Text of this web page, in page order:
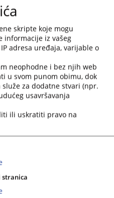
vijesti
skripte koje mogu
informacije iz vašeg
adresa uređaja, varijable o
neophodne i bez njih web
u svom punom obimu, dok
za dodatne stvari (npr.
usavršavanja
ili uskratiti pravo na
stranica